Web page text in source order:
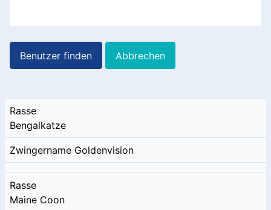
Rasse
Bengalkatze
Zwingername Goldenvision
Rasse
Maine Coon